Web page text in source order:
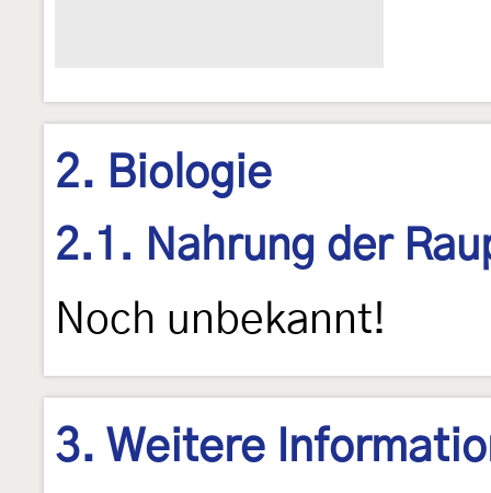
2. Biologie
2.1. Nahrung der
Noch unbekannt!
3. Weitere